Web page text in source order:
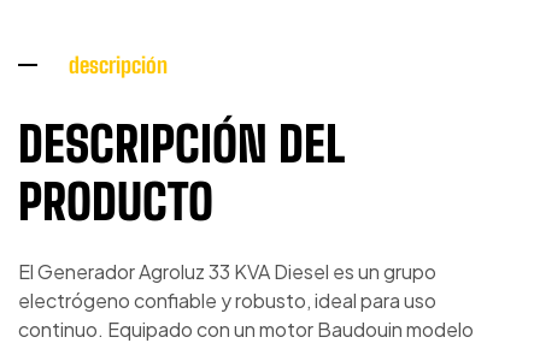
descripción
DESCRIPCIÓN DEL
PRODUCTO
El Generador Agroluz 33 KVA Diesel es un grupo
electrógeno confiable y robusto, ideal para uso
continuo. Equipado con un motor Baudouin modelo